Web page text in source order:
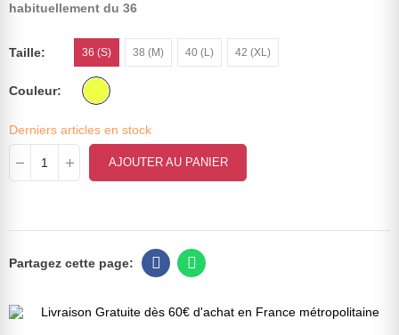
habituellement du 36
Taille 36 (S) 38 (M) 40 (L) 42 (XL)
Couleur
Derniers articles en stock
AJOUTER AU PANIER
Livraison Gratuite dès 60€ d'achat en France métropolitaine